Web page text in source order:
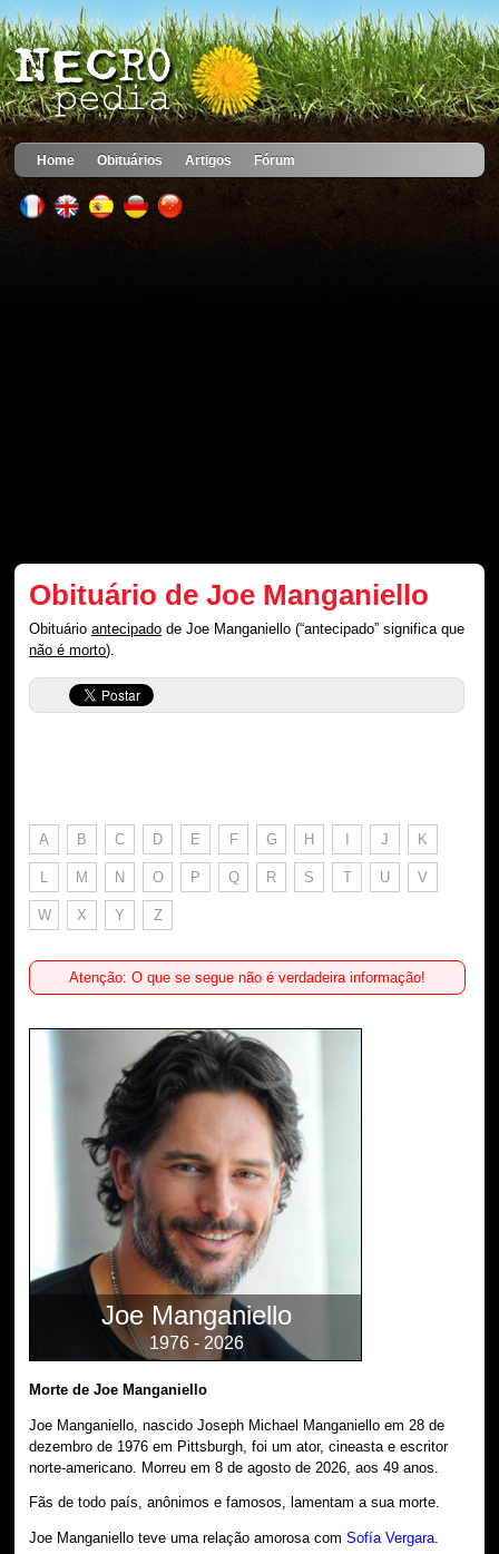
Home Obituários Artigos Fórum
Obituário de Joe Manganiello
Obituárioantecipado de Joe Manganiello (“antecipado” significa que
não é morto).
A B C D E F G H I J K
L M N O P Q R S T U V
W X Y Z
Atenção: O que se segue não é verdadeira informação!
Joe Manganiello
1976 - 2026
Morte de Joe Manganiello
Joe Manganiello, nascido Joseph Michael Manganiello em 28 de
dezembro de 1976 em Pittsburgh, foi um ator, cineasta e escritor
norte-americano. Morreu em 8 de agosto de 2026, aos 49 anos.
Fãs de todo país, anônimos e famosos, lamentam a sua morte.
Joe Manganiello teve uma relação amorosa comSofía Vergara.